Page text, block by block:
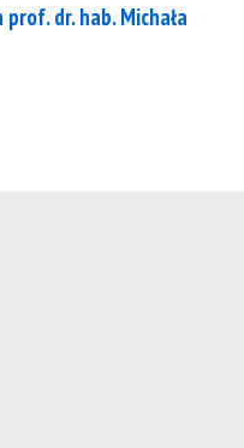
dr. hab. Michała